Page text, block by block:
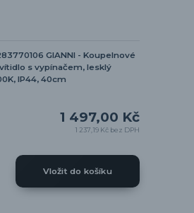
GIANNI - Koupelnové
s vypínačem, lesklý
IP44, 40cm
1 497,00 Kč
1 237,19 Kč bez DPH
Vložit do košíku